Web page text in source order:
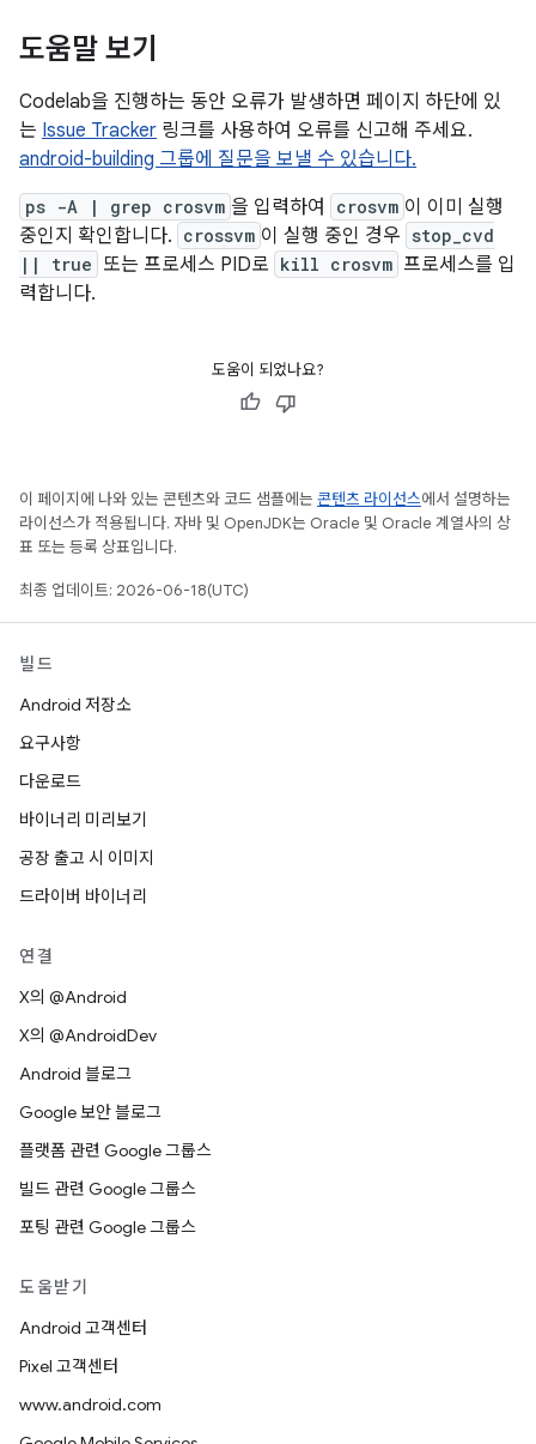
도움말 보기
Codelab을 진행하는 동안 오류가 발생하면 페이지 하단에 있
는 Issue Tracker 링크를 사용하여 오류를 신고해 주세요.
android-building 그룹에 질문을 보낼 수 있습니다.
ps -A | grep crosvm 을 입력하여 crosvm 이 이미 실행
중인지 확인합니다. crossvm 이 실행 중인 경우 stop_cvd
|| true 또는 프로세스 PID로 kill crosvm 프로세스를 입
력합니다.
도움이 되었나요?
이 페이지에 나와 있는 콘텐츠와 코드 샘플에는 콘텐츠 라이선스에서 설명하는
라이선스가 적용됩니다. 자바 및 OpenJDK는 Oracle 및 Oracle 계열사의 상
표 또는 등록 상표입니다.
최종 업데이트: 2026-06-18(UTC)
빌드
Android 저장소
요구사항
다운로드
바이너리 미리보기
공장 출고 시 이미지
드라이버 바이너리
연결
X의 @Android
X의 @AndroidDev
Android 블로그
Google 보안 블로그
플랫폼 관련 Google 그룹스
빌드 관련 Google 그룹스
포팅 관련 Google 그룹스
도움받기
Android 고객센터
Pixel 고객센터
www.android.com